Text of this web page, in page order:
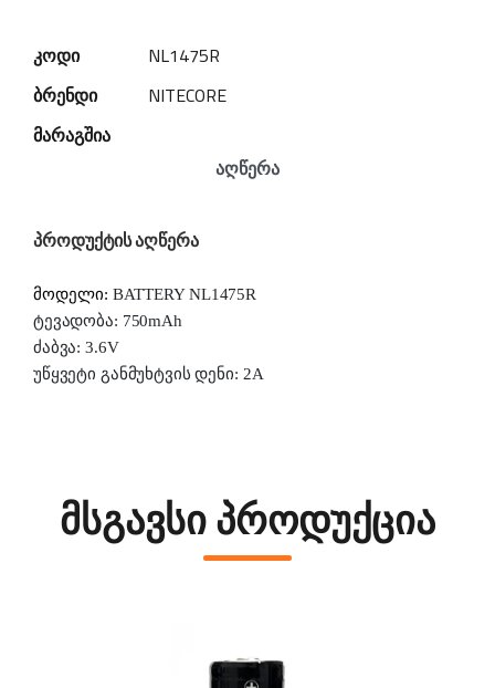
კოდი
NL1475R
ბრენდი
NITECORE
მარაგშია
აღწერა
პროდუქტის აღწერა
მოდელი: BATTERYNL1475R
ტევადობა: 750mAh
ძაბვა: 3.6V
უწყვეტი განმუხტვის დენი: 2A
მსგავსი პროდუქცია